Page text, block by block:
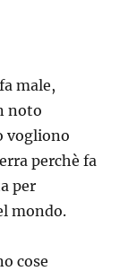
male,
noto
vogliono
perchè fa
per
mondo.
cose